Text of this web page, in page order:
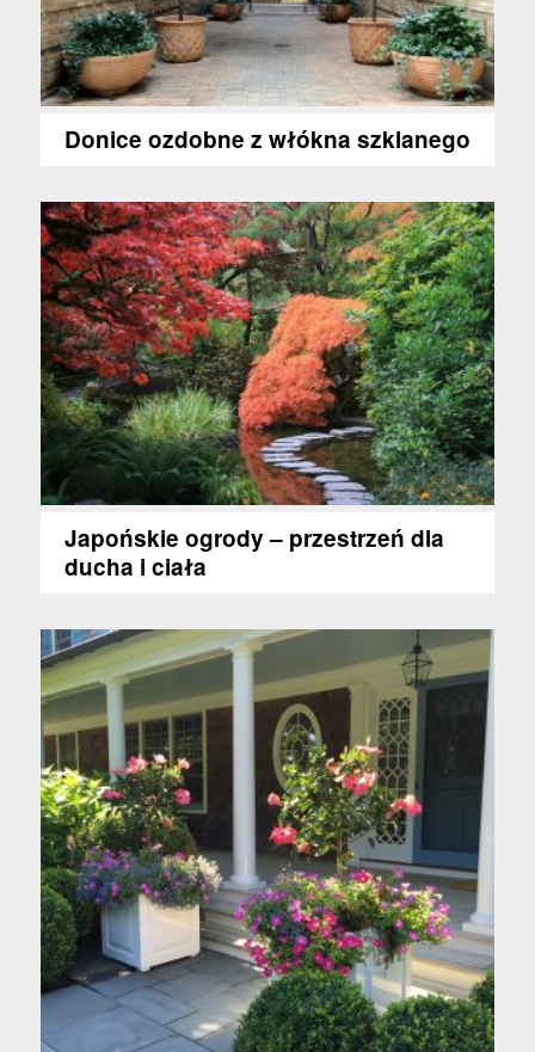
Donice ozdobne z włókna szklanego
Japońskie ogrody – przestrzeń dla
ducha i ciała